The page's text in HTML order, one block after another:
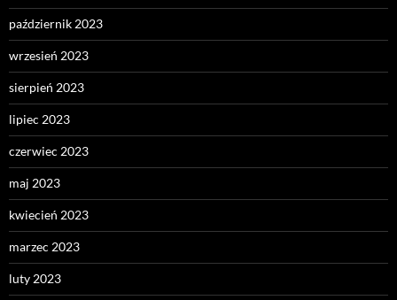
październik 2023
wrzesień 2023
sierpień 2023
lipiec 2023
czerwiec 2023
maj 2023
kwiecień 2023
marzec 2023
luty 2023